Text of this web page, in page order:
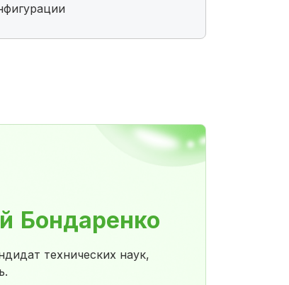
Бондаренко
технических наук,